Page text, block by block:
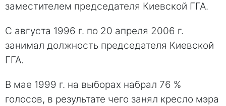
заместителем председателя Киевской ГГА.
С августа 1996 г. по 20 апреля 2006 г.
занимал должность председателя Киевской
ГГА.
В мае 1999 г. на выборах набрал 76 %
голосов, в результате чего занял кресло мэра